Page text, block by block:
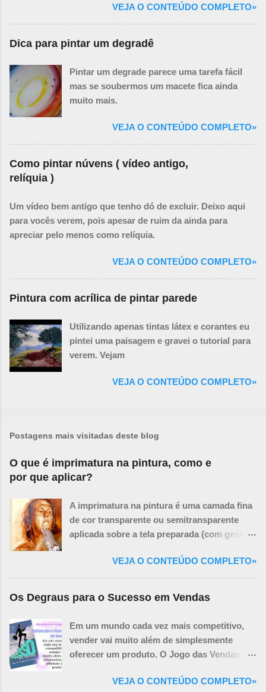
cachoeiras.VEJA O CONTEÚDO COMPLETO»
Dica para pintar um degradê
Pintar um degrade parece uma tarefa fácil
mas se soubermos um macete fica ainda
muito mais.
VEJA O CONTEÚDO COMPLETO»
Como pintar núvens ( vídeo antigo,
relíquia )
Um vídeo bem antigo que tenho dó de excluir. Deixo aqui
para vocês verem, pois apesar de ruim da ainda para
apreciar pelo menos como relíquia.
VEJA O CONTEÚDO COMPLETO»
Pintura com acrílica de pintar parede
Utilizando apenas tintas látex e corantes eu
pintei uma paisagem e gravei o tutorial para
verem. Vejam
VEJA O CONTEÚDO COMPLETO»
Postagens mais visitadas deste blog
O que é imprimatura na pintura, como e
por que aplicar?
A imprimatura na pintura é uma camada fina
de cor transparente ou semitransparente
aplicada sobre a tela preparada (com gesso
pintura propriamente dita. O termo vem do
italiano e significa "primeira demão" ou
"primeira camada". Pense na imprimatura
como um tom base sutil que influencia todas
não cobre completamente a tela, mas a tinge,
criando um fundo unificado e ajudando a:
Propósitos e Benefícios da Imprimatura:
Unificar a Superfície: O branco puro da tela
VEJA O CONTEÚDO COMPLETO»
Os Degraus para o Sucesso em Vendas
Em um mundo cada vez mais competitivo,
vender vai muito além de simplesmente
oferecer um produto. O Jogo das Vendas
mentalidades necessárias para transformar
VEJA O CONTEÚDO COMPLETO»